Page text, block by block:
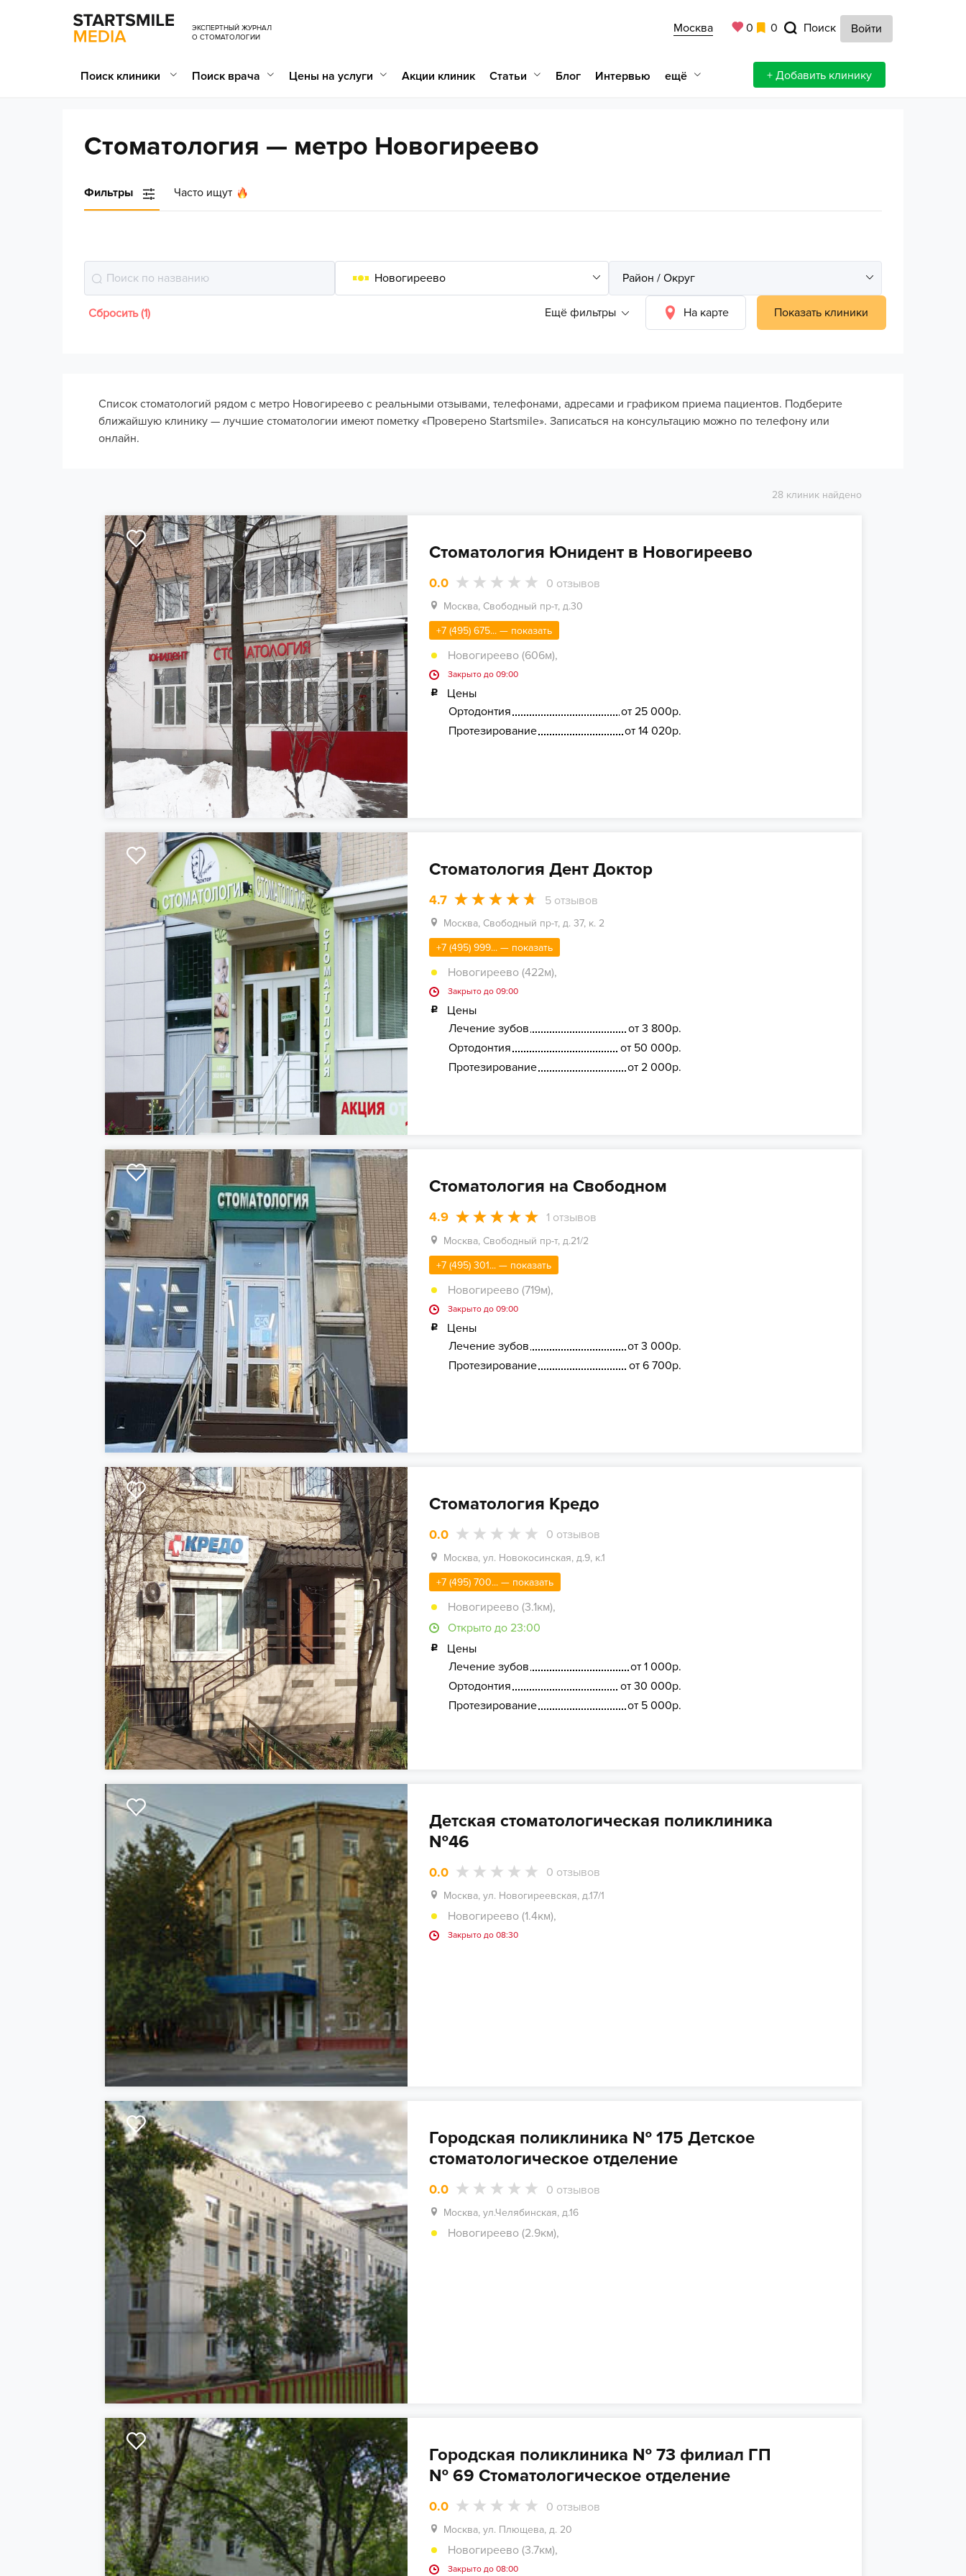
ЭКСПЕРТНЫЙ ЖУРНАЛ
О СТОМАТОЛОГИИ
Москва 0 0 Поиск Войти
Поиск клиники Поиск врача Цены на услуги Акции клиник Статьи Блог Интервью ещё + Добавить клинику
Стоматология — метро Новогиреево
Фильтры Часто ищут
Ещё фильтры На карте Показать клиники
Сбросить (1)
Список стоматологий рядом с метро Новогиреево с реальными отзывами, телефонами, адресами и графиком приема пациентов. Подберите
ближайшую клинику — лучшие стоматологии имеют пометку «Проверено Startsmile». Записаться на консультацию можно по телефону или
онлайн.
28 клиник найдено
Стоматология Юнидент в Новогиреево
0.0 0 отзывов
Москва, Свободный пр-т, д.30
+7 (495) 675... — показать
Новогиреево (606м),
Закрыто до 09:00
Цены
Ортодонтия
от 25 000р.
Протезирование
от 14 020р.
Стоматология Дент Доктор
4.7 5отзывов
Москва, Свободный пр-т, д. 37, к. 2
+7 (495) 999... — показать
Новогиреево (422м),
Закрыто до 09:00
Цены
Лечение зубов
от 3 800р.
Ортодонтия
от 50 000р.
Протезирование
от 2 000р.
Стоматология на Свободном
4.9 1 отзывов
Москва, Свободный пр-т, д.21/2
+7 (495) 301... — показать
Новогиреево (719м),
Закрыто до 09:00
Цены
Лечение зубов
от 3 000р.
Протезирование
от 6 700р.
Стоматология Кредо
0.0 0 отзывов
Москва, ул. Новокосинская, д.9, к.1
+7 (495) 700... — показать
Новогиреево (3.1км),
Открыто до 23:00
Цены
Лечение зубов
от 1 000р.
Ортодонтия
от 30 000р.
Протезирование
от 5 000р.
Детская стоматологическая поликлиника
№46
0.0 0 отзывов
Москва, ул. Новогиреевская, д.17/1
Новогиреево (1.4км),
Закрыто до 08:30
Городская поликлиника № 175 Детское
стоматологическое отделение
0.0 0 отзывов
Москва, ул.Челябинская, д.16
Новогиреево (2.9км),
Городская поликлиника № 73 филиал ГП
№ 69 Стоматологическое отделение
0.0 0 отзывов
Москва, ул. Плющева, д. 20
Новогиреево (3.7км),
Закрыто до 08:00